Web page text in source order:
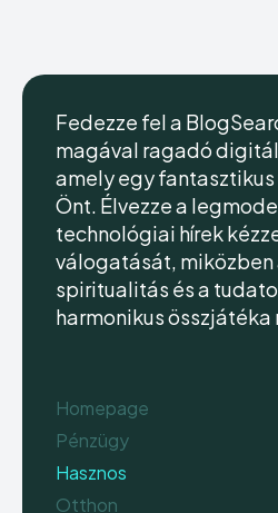
Fedezze fel a
magával ragadó
amely egy fantasztikus
Önt. Élvezze a
technológiai hírek
válogatását, miközben
spiritualitás és a
harmonikus
Homepage
Pénzügy
Hasznos
Otthon